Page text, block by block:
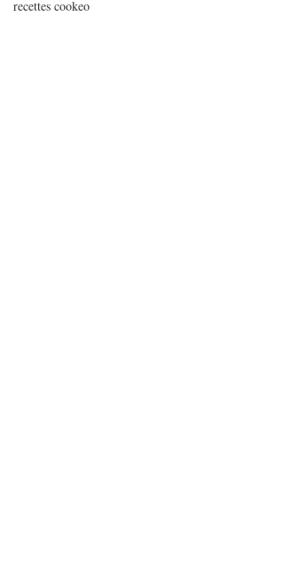
recettes cookeo